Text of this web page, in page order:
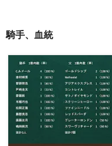
騎手、血統